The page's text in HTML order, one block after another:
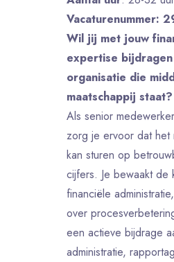
Vacaturenummer:
Wil jij met jouw
expertise
organisatie die
maatschappij staat?
Als senior
zorg je ervoor dat het
kan sturen op
cijfers. Je bewaakt de
financiële
over
een actieve bijdrage
administratie,